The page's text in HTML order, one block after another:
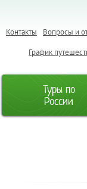
Вопросы и
Контакты
График
Туры по
России